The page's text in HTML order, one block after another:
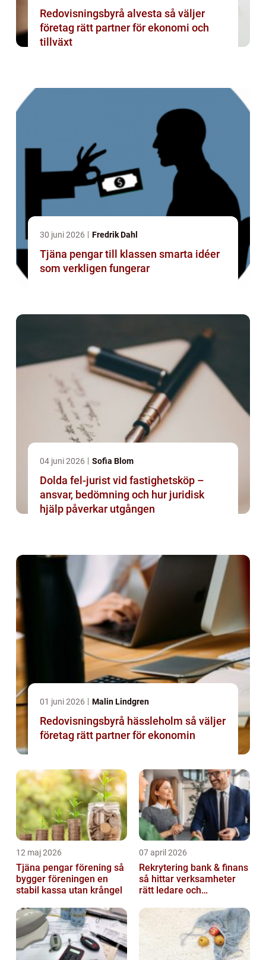
Redovisningsbyrå alvesta så väljer
företag rätt partner för ekonomi och
tillväxt
30 juni 2026 Fredrik Dahl
Tjäna pengar till klassen smarta idéer
som verkligen fungerar
04 juni 2026 Sofia Blom
Dolda fel-jurist vid fastighetsköp –
ansvar, bedömning och hur juridisk
hjälp påverkar utgången
01 juni 2026 Malin Lindgren
Redovisningsbyrå hässleholm så väljer
företag rätt partner för ekonomin
12 maj 2026
Tjäna pengar förening så
bygger föreningen en
stabil kassa utan krångel
07 april 2026
Rekrytering bank & finans
så hittar verksamheter
rätt ledare och